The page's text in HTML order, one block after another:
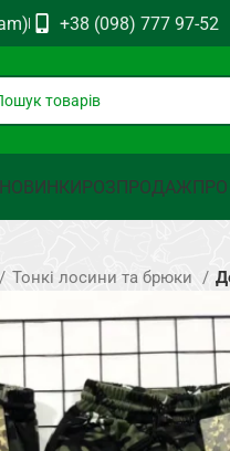
+38 (098) 777 97-52
НОВИНКИРОЗПРОДАЖ
Тонкі лосини та брюки